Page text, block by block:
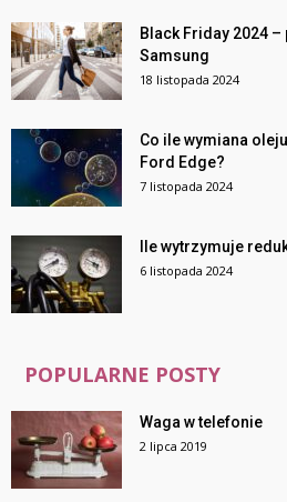
Black Friday 2024
Samsung
18 listopada 2024
Co ile wymiana
Ford Edge?
7 listopada 2024
Ile wytrzymuje
6 listopada 2024
POPULARNE POSTY
Waga w telefonie
2 lipca 2019